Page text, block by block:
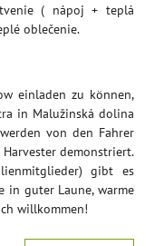
( nápoj + teplá
oblečenie.
einladen zu können,
in Malužinská dolina
von den Fahrer
demonstriert.
gibt es
in guter Laune, warme
willkommen!